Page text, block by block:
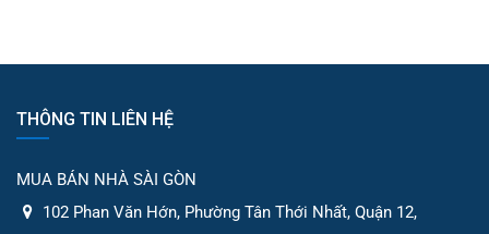
THÔNG TIN LIÊN HỆ
MUA BÁN NHÀ SÀI GÒN
102 Phan Văn Hớn, Phường Tân Thới Nhất, Quận 12,